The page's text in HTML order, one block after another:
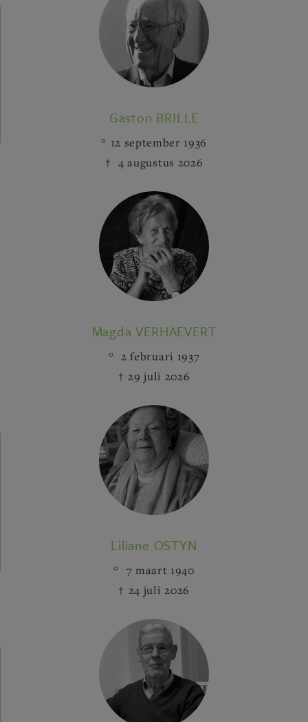
Gaston BRILLE
12 september 1936
4 augustus 2026
Magda VERHAEVERT
2 februari 1937
29 juli 2026
Liliane OSTYN
7 maart 1940
24 juli 2026